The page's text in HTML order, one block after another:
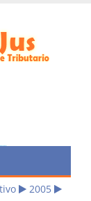
2005